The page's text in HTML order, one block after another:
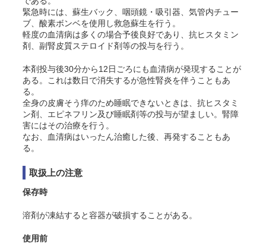
緊急時には、蘇生バック、咽頭鏡・吸引器、気管内チュー
ブ、酸素ボンベを使用し救急蘇生を行う 。
軽度の血清病は多くの場合予後良好であり、抗ヒスタミン
剤、副腎皮質ステロイド剤等の投与を行う。
本剤投与後30分から12日ごろにも血清病が発現することが
ある。これは数日で消失するが急性腎炎を伴うこともあ
る。
全身の皮膚そう痒のため睡眠できないときは、抗ヒスタミ
ン剤、エピネフリン及び睡眠剤等の投与が望ましい。腎障
害にはその治療を行う。
なお、血清病はいったん治癒した後、再発することもあ
る。
取扱上の注意
保存時
溶剤が凍結すると容器が破損することがある。
使用前